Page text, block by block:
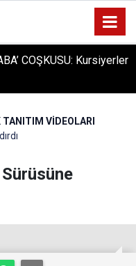
COŞKUSU: Kursiyerler
TANITIM VİDEOLARI